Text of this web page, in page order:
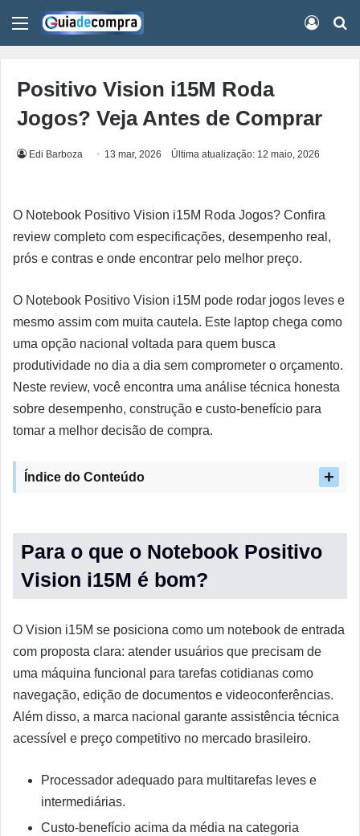
Menu
Positivo Vision i15M Roda
Jogos? Veja Antes de Comprar
Edi Barboza 13 mar, 2026 Última atualização: 12 maio, 2026
O Notebook Positivo Vision i15M Roda Jogos? Confira
review completo com especificações, desempenho real,
prós e contras e onde encontrar pelo melhor preço.
O Notebook Positivo Vision i15M pode rodar jogos leves e
mesmo assim com muita cautela. Este laptop chega como
uma opção nacional voltada para quem busca
produtividade no dia a dia sem comprometer o orçamento.
Neste review, você encontra uma análise técnica honesta
sobre desempenho, construção e custo-benefício para
tomar a melhor decisão de compra.
Índice do Conteúdo
Para o que o Notebook Positivo
Vision i15M é bom?
O Vision i15M se posiciona como um notebook de entrada
com proposta clara: atender usuários que precisam de
uma máquina funcional para tarefas cotidianas como
navegação, edição de documentos e videoconferências.
Além disso, a marca nacional garante assistência técnica
acessível e preço competitivo no mercado brasileiro.
Processador adequado para multitarefas leves e
intermediárias.
Custo-benefício acima da média na categoria